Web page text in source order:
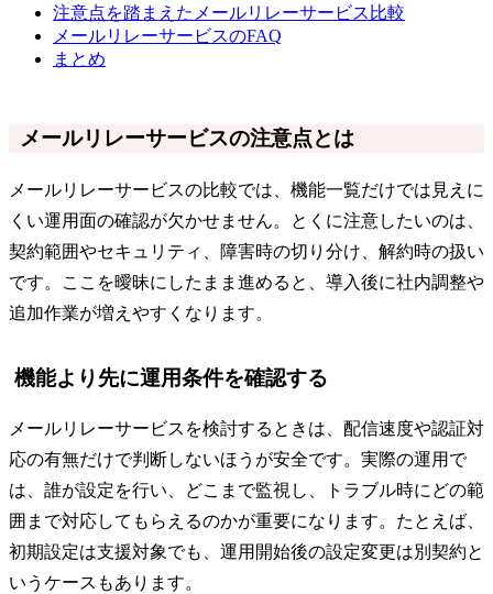
注意点を踏まえたメールリレーサービス比較
メールリレーサービスのFAQ
まとめ
メールリレーサービスの注意点とは
メールリレーサービスの比較では、機能一覧だけでは見えに
くい運用面の確認が欠かせません。とくに注意したいのは、
契約範囲やセキュリティ、障害時の切り分け、解約時の扱い
です。ここを曖昧にしたまま進めると、導入後に社内調整や
追加作業が増えやすくなります。
機能より先に運用条件を確認する
メールリレーサービスを検討するときは、配信速度や認証対
応の有無だけで判断しないほうが安全です。実際の運用で
は、誰が設定を行い、どこまで監視し、トラブル時にどの範
囲まで対応してもらえるのかが重要になります。たとえば、
初期設定は支援対象でも、運用開始後の設定変更は別契約と
いうケースもあります。